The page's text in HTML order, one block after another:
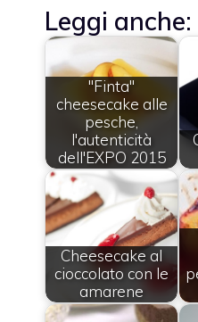
Leggi anche:
"Finta"
cheesecake alle
pesche,
l'autenticità
dell'EXPO 2015
Cheesecake al
cioccolato con le
amarene